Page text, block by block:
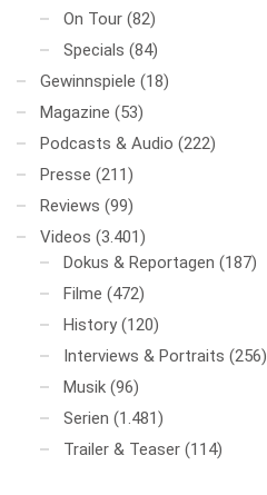
On Tour (82)
Specials (84)
Gewinnspiele (18)
Magazine (53)
Podcasts & Audio (222)
Presse (211)
Reviews (99)
Videos (3.401)
Dokus & Reportagen (187)
Filme (472)
History (120)
Interviews & Portraits (256)
Musik (96)
Serien (1.481)
Trailer & Teaser (114)